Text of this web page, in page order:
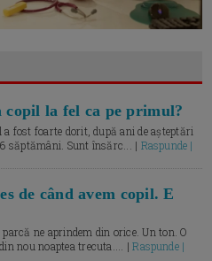
copil la fel ca pe primul?
fost foarte dorit, după ani de așteptări
săptămâni. Sunt însărc... | Raspunde |
de când avem copil. E
ne aprindem din orice. Un ton. O
nou noaptea trecuta.... |Raspunde |